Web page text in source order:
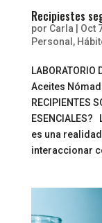
Recipiestes
por Carla Oct
Personal ,
LABORATORIO
Aceites
RECIPIENTES
es una
interaccionar